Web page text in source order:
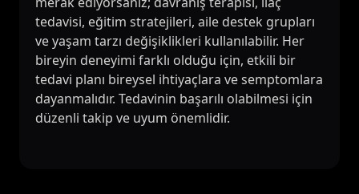
tedavisi, eğitim stratejileri, aile destek grupları
ve yaşam tarzı değişiklikleri kullanılabilir. Her
bireyin deneyimi farklı olduğu için, etkili bir
tedavi planı bireysel ihtiyaçlara ve semptomlara
dayanmalıdır. Tedavinin başarılı olabilmesi için
düzenli takip ve uyum önemlidir.